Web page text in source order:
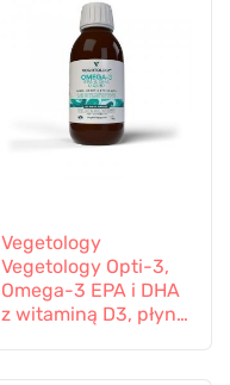
Vegetology
Vegetology Opti-3,
Omega-3 EPA i DHA
z witaminą D3, płyn